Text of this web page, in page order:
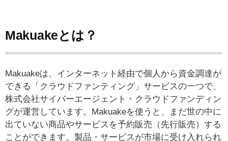
Makuakeとは？
Makuakeは、インターネット経由で個人から資金調達が
できる「クラウドファンティング」サービスの一つで、
株式会社サイバーエージェント・クラウドファンディン
グが運営しています。Makuakeを使うと、まだ世の中に
出ていない商品やサービスを予約販売（先行販売）する
ことができます。製品・サービスが市場に受け入れられ